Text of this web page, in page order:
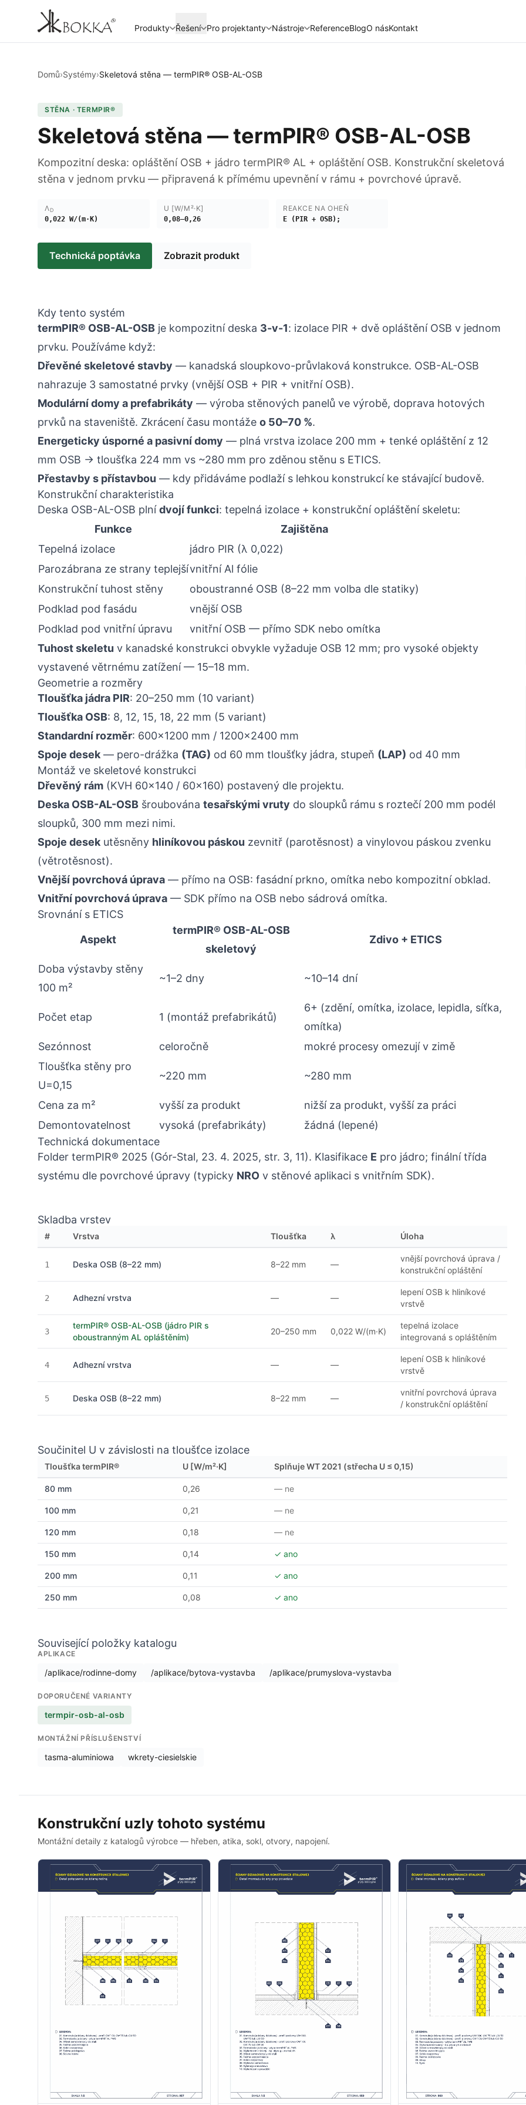
Produkty Řešení Pro projektanty Nástroje ReferenceBlogO násKontakt
Domů›Systémy›Skeletová stěna — termPIR® OSB-AL-OSB
STĚNA · TERMPIR®
Skeletová stěna — termPIR® OSB-AL-OSB
Kompozitní deska: opláštění OSB + jádro termPIR® AL + opláštění OSB. Konstrukční skeletová
stěna v jednom prvku — připravená k přímému upevnění v rámu + povrchové úpravě.
ΛD
0,022 W/(m·K)
U [W/M²·K]
0,08–0,26
REAKCE NA OHEŇ
E (PIR + OSB);
Technická poptávka Zobrazit produkt
Kdy tento systém
termPIR® OSB-AL-OSB je kompozitní deska 3-v-1: izolace PIR + dvě opláštění OSB v jednom
prvku. Používáme když:
Dřevěné skeletové stavby — kanadská sloupkovo-průvlaková konstrukce. OSB-AL-OSB
nahrazuje 3 samostatné prvky (vnější OSB + PIR + vnitřní OSB).
Modulární domy a prefabrikáty — výroba stěnových panelů ve výrobě, doprava hotových
prvků na staveniště. Zkrácení času montáže o 50–70 %.
Energeticky úsporné a pasivní domy — plná vrstva izolace 200 mm + tenké opláštění z 12
mm OSB → tloušťka 224 mm vs ~280 mm pro zděnou stěnu s ETICS.
Přestavby s přístavbou — kdy přidáváme podlaží s lehkou konstrukcí ke stávající budově.
Konstrukční charakteristika
Deska OSB-AL-OSB plnídvojí funkci: tepelná izolace + konstrukční opláštění skeletu:
Funkce
Zajištěna
Tepelná izolace
jádro PIR (λ 0,022)
Parozábrana ze strany teplejšívnitřní Al fólie
Konstrukční tuhost stěny
oboustranné OSB (8–22 mm volba dle statiky)
Podklad pod fasádu
vnější OSB
Podklad pod vnitřní úpravu
vnitřní OSB — přímo SDK nebo omítka
Tuhost skeletu v kanadské konstrukci obvykle vyžaduje OSB 12 mm; pro vysoké objekty
vystavené větrnému zatížení — 15–18 mm.
Geometrie a rozměry
Tloušťka jádra PIR: 20–250 mm (10 variant)
Tloušťka OSB: 8, 12, 15, 18, 22 mm (5 variant)
Standardní rozměr: 600×1200 mm / 1200×2400 mm
Spoje desek — pero-drážka (TAG) od 60 mm tloušťky jádra, stupeň (LAP) od 40 mm
Montáž ve skeletové konstrukci
Dřevěný rám (KVH 60×140 / 60×160) postavený dle projektu.
Deska OSB-AL-OSB šroubována tesařskými vruty do sloupků rámu s roztečí 200 mm podél
sloupků, 300 mm mezi nimi.
Spoje desek utěsněny hliníkovou páskou zevnitř (parotěsnost) a vinylovou páskou zvenku
(větrotěsnost).
Vnější povrchová úprava — přímo na OSB: fasádní prkno, omítka nebo kompozitní obklad.
Vnitřní povrchová úprava — SDK přímo na OSB nebo sádrová omítka.
Srovnání s ETICS
Aspekt
termPIR® OSB-AL-OSB
skeletový
Zdivo + ETICS
Doba výstavby stěny
100 m²
~1–2 dny ~10–14 dní
Počet etap 1 (montáž prefabrikátů)
6+ (zdění, omítka, izolace, lepidla, síťka,
omítka)
Sezónnost
celoročně
mokré procesy omezují v zimě
Tloušťka stěny pro
U=0,15
~220 mm ~280 mm
Cena za m² vyšší za produkt
nižší za produkt, vyšší za práci
Demontovatelnost
vysoká (prefabrikáty)
žádná (lepené)
Technická dokumentace
Folder termPIR® 2025 (Gór-Stal, 23. 4. 2025, str. 3, 11). Klasifikace E pro jádro; finální třída
systému dle povrchové úpravy (typicky NRO v stěnové aplikaci s vnitřním SDK).
Skladba vrstev
# Vrstva Tloušťka λ Úloha
1 Deska OSB (8–22 mm) 8–22 mm —
vnější povrchová úprava /
konstrukční opláštění
2 Adhezní vrstva — —
lepení OSB k hliníkové
vrstvě
3
termPIR® OSB-AL-OSB (jádro PIR s
oboustranným AL opláštěním)
20–250 mm 0,022 W/(m·K)
tepelná izolace
integrovaná s opláštěním
4 Adhezní vrstva — —
lepení OSB k hliníkové
vrstvě
5 Deska OSB (8–22 mm) 8–22 mm —
vnitřní povrchová úprava
/ konstrukční opláštění
Součinitel U v závislosti na tloušťce izolace
Tloušťka termPIR® U [W/m²·K] Splňuje WT 2021 (střecha U ≤ 0,15)
80 mm 0,26 — ne
100 mm 0,21 — ne
120 mm 0,18 — ne
150 mm 0,14 ✓ ano
200 mm 0,11 ✓ ano
250 mm 0,08 ✓ ano
Související položky katalogu
APLIKACE
/aplikace/rodinne-domy /aplikace/bytova-vystavba /aplikace/prumyslova-vystavba
DOPORUČENÉ VARIANTY
termpir-osb-al-osb
MONTÁŽNÍ PŘÍSLUŠENSTVÍ
tasma-aluminiowa wkrety-ciesielskie
Konstrukční uzly tohoto systému
Montážní detaily z katalogů výrobce — hřeben, atika, sokl, otvory, napojení.